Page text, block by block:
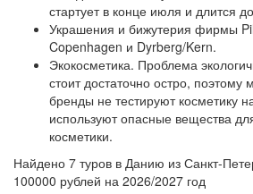
стартует в конце июля и длится
Украшения и бижутерия фирмы
Copenhagen и Dyrberg/Kern.
Экокосметика. Проблема
стоит достаточно остро, поэтому
бренды не тестируют косметику
используют опасные вещества
косметики.
Найдено 7 туров в Данию из Санкт-
100000 рублей на 2026/2027 год